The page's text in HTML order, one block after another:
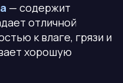
— содержит
отличной
к влаге, грязи и
хорошую